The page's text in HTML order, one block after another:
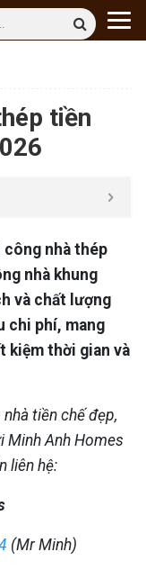
tiền
công nhà thép
nhà khung
và chất lượng
chi phí, mang
kiệm thời gian và
tiền chế đẹp,
Minh Anh Homes
liên hệ:
(Mr Minh)